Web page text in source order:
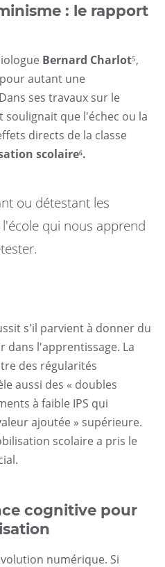
: le rapport
Bernard Charlot⁵,
autant une
ses travaux sur le
soulignait que l'échec ou la
directs de la classe
scolaire⁶.
ou détestant les
qui nous apprend
s'il parvient à donner du
dans l'apprentissage. La
des régularités
aussi des « doubles
à faible IPS qui
ajoutée » supérieure.
scolaire a pris le
cognitive pour
numérique. Si